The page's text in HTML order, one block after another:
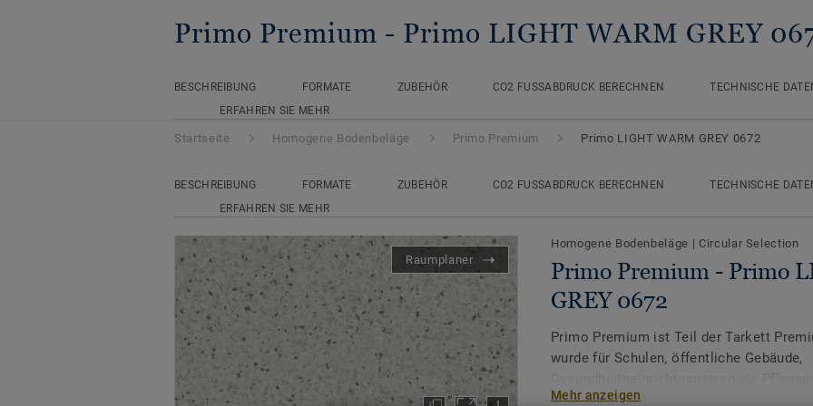
Primo Premium - Primo LIGHT WARM GREY
BESCHREIBUNG FORMATE ZUBEHÖR CO2 FUSSABDRUCK BERECHNEN TECHNISCHE
ERFAHREN SIE MEHR
Startseite Homogene Bodenbeläge Primo Premium Primo LIGHT WARM GREY 0672
BESCHREIBUNG FORMATE ZUBEHÖR CO2 FUSSABDRUCK BERECHNEN TECHNISCHE
ERFAHREN SIE MEHR
Raumplaner
Homogene Bodenbeläge | Circular Selection
Primo Premium - Primo
GREY 0672
Primo Premium ist Teil der Tarkett
wurde für Schulen, öffentliche Gebäude,
Gemeinsam mit Eclipse Premium
Mehr anzeigen